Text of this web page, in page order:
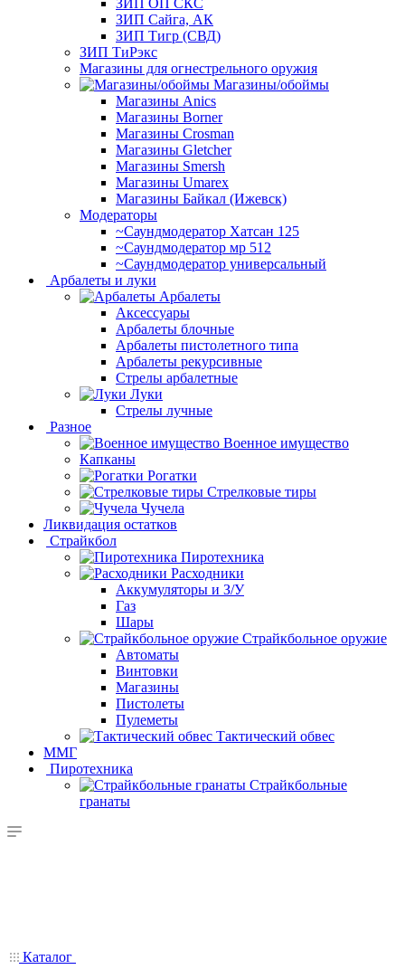
ЗИП ОП СКС
ЗИП Сайга, АК
ЗИП Тигр (СВД)
ЗИП ТиРэкс
Магазины для огнестрельного оружия
Магазины/обоймы
Магазины Anics
Магазины Borner
Магазины Crosman
Магазины Gletcher
Магазины Smersh
Магазины Umarex
Магазины Байкал (Ижевск)
Модераторы
~Cаундмодератор Хатсан 125
~Саундмодератор мр 512
~Саундмодератор универсальный
Арбалеты и луки
Арбалеты
Аксессуары
Арбалеты блочные
Арбалеты пистолетного типа
Арбалеты рекурсивные
Стрелы арбалетные
Луки
Стрелы лучные
Разное
Военное имущество
Капканы
Рогатки
Стрелковые тиры
Чучела
Ликвидация остатков
Страйкбол
Пиротехника
Расходники
Аккумуляторы и З/У
Газ
Шары
Страйкбольное оружие
Автоматы
Винтовки
Магазины
Пистолеты
Пулеметы
Тактический обвес
ММГ
Пиротехника
Страйкбольные
гранаты
Каталог